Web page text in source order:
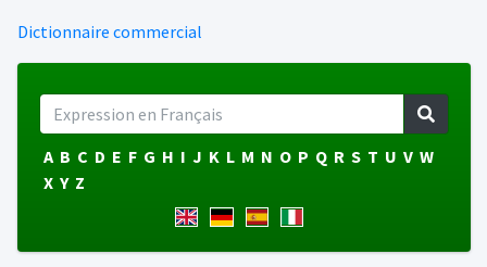
Dictionnaire commercial
A B C D E F G H I J K L M N O P Q R S T U V W
X Y Z